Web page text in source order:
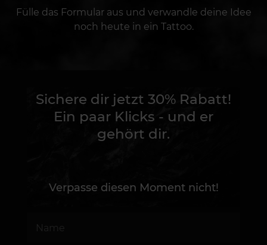
Fülle das Formular aus und verwandle deine Idee
noch heute in ein Tattoo.
Sichere dir jetzt 30% Rabatt!
Ein paar Klicks - und er
gehört dir.
Verpasse diesen Moment nicht!